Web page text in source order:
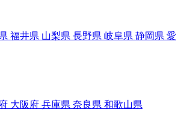
福井県 山梨県 長野県 岐阜県 静岡県 愛
大阪府 兵庫県 奈良県 和歌山県